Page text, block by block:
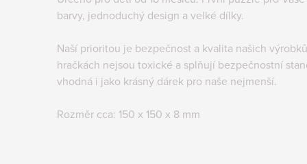
barvy, jednoduchý design a velké dílky.
Naší prioritou je bezpečnost a kvalita našich
hračkách nejsou toxické a splňují bezpečnostní
vhodná i jako krásný dárek pro naše nejmenší.
Rozměr cca: 150 x 150 x 8 mm